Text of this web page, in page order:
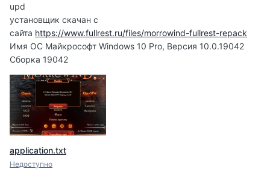
upd
установщик скачан с
сайта https://www.fullrest.ru/files/morrowind-fullrest-repack
Имя ОС Майкрософт Windows 10 Pro, Версия 10.0.19042
Сборка 19042
application.txt
Недоступно